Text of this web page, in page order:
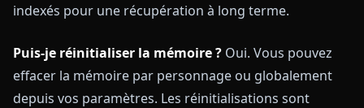
indexés pour une récupération à long terme.
Puis-je réinitialiser la mémoire ? Oui. Vous pouvez
effacer la mémoire par personnage ou globalement
depuis vos paramètres. Les réinitialisations sont